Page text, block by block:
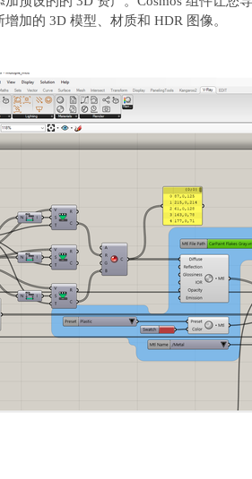
加的 3D 模型、材质和 HDR 图像。